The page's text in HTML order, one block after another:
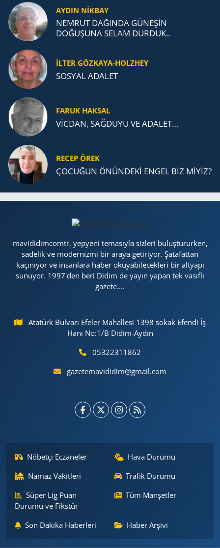
AYDIN NİKBAY
NEMRUT DAĞINDA GÜNEŞİN
DOĞUŞUNA SELAM DURDUK..
İLTER GÖZKAYA-HOLZHEY
SOSYAL ADALET
FARUK HAKSAL
VİCDAN, SAĞ­DU­YU VE ADA­LET…
RECEP ÖREK
ÇOCUĞUN ÖNÜNDEKİ ENGEL BİZ MİYİZ?
mavididimcomtr, yepyeni temasıyla sizleri buluştururken,
sadelik ve modernizmi bir araya getiriyor. Şatafattan
kaçınıyor ve insanlara haber okuyabilecekleri bir altyapı
sunuyor. 1997'den beri Didim de yayın yapan tek vasıflı
gazete....
Atatürk Bulvarı Efeler Mahallesi 1398 sokak Efendi İş
Hanı No:1/B Didim-Aydın
05322311862
gazetemavididim@gmail.com
Nöbetçi Eczaneler
Hava Durumu
Namaz Vakitleri
Trafik Durumu
Süper Lig Puan
Durumu ve Fikstür
Tüm Manşetler
Son Dakika Haberleri Haber Arşivi